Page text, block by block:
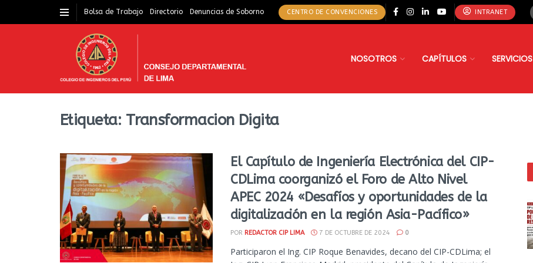
Bolsa de Trabajo Directorio Denuncias de Soborno CENTRO DE CONVENCIONES INTRANET
NOSOTROS CAPÍTULOS SERVICIOS
Etiqueta: Transformacion Digita
El Capítulo de Ingeniería Electrónica del CIP-
CDLima coorganizó el Foro de Alto Nivel
APEC 2024 «Desafíos y oportunidades de la
digitalización en la región Asia-Pacífico»
POR REDACTOR CIP LIMA 7 DE OCTUBRE DE 2024 0
Participaron el Ing. CIP Roque Benavides, decano del CIP-CDLima; el